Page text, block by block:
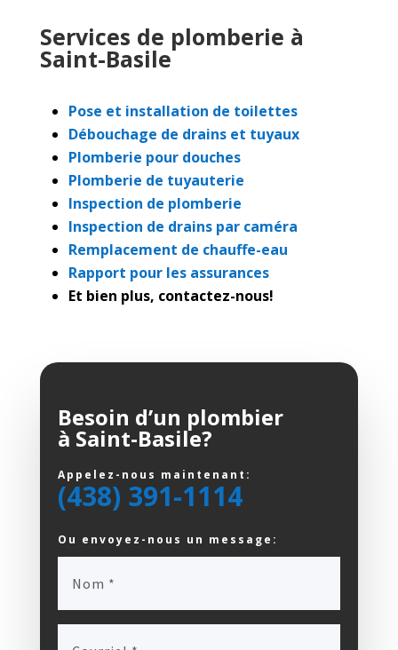
Services de plomberie à
Saint-Basile
Pose et installation de toilettes
Débouchage de drains et tuyaux
Plomberie pour douches
Plomberie de tuyauterie
Inspection de plomberie
Inspection de drains par caméra
Remplacement de chauffe-eau
Rapport pour les assurances
Et bien plus, contactez-nous!
Besoin d’un plombier
à Saint-Basile?
Appelez-nous maintenant:
(438) 391-1114
Ou envoyez-nous un message: